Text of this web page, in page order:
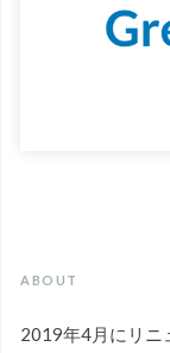
ABOUT
2019年4月にリニ